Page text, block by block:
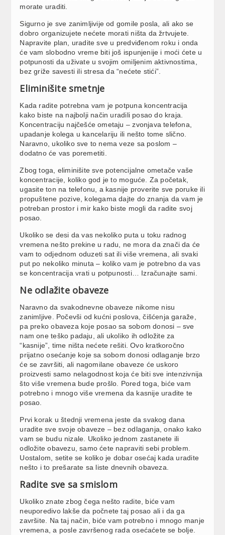
morate uraditi.
Sigurno je sve zanimljivije od gomile posla, ali ako se
dobro organizujete nećete morati ništa da žrtvujete.
Napravite plan, uradite sve u predviđenom roku i onda
će vam slobodno vreme biti još ispunjenije i moći ćete u
potpunosti da uživate u svojim omiljenim aktivnostima,
bez griže savesti ili stresa da “nećete stići”.
Eliminišite smetnje
Kada radite potrebna vam je potpuna koncentracija
kako biste na najbolji način uradili posao do kraja.
Koncentraciju najčešće ometaju – zvonjava telefona,
upadanje kolega u kancelariju ili nešto tome slično.
Naravno, ukoliko sve to nema veze sa poslom –
dodatno će vas poremetiti.
Zbog toga, eliminišite sve potencijalne ometače vaše
koncentracije, koliko god je to moguće. Za početak,
ugasite ton na telefonu, a kasnije proverite sve poruke ili
propuštene pozive, kolegama dajte do znanja da vam je
potreban prostor i mir kako biste mogli da radite svoj
posao.
Ukoliko se desi da vas nekoliko puta u toku radnog
vremena nešto prekine u radu, ne mora da znači da će
vam to odjednom oduzeti sat ili više vremena, ali svaki
put po nekoliko minuta – koliko vam je potrebno da vas
se koncentracija vrati u potpunosti… Izračunajte sami.
Ne odlažite obaveze
Naravno da svakodnevne obaveze nikome nisu
zanimljive. Počevši od kućni poslova, čišćenja garaže,
pa preko obaveza koje posao sa sobom donosi – sve
nam one teško padaju, ali ukoliko ih odložite za
“kasnije”, time ništa nećete rešiti. Ovo kratkoročno
prijatno osećanje koje sa sobom donosi odlaganje brzo
će se završiti, ali nagomilane obaveze će uskoro
proizvesti samo nelagodnost koja će biti sve intenzivnija
što više vremena bude prošlo. Pored toga, biće vam
potrebno i mnogo više vremena da kasnije uradite te
posao.
Prvi korak u štednji vremena jeste da svakog dana
uradite sve svoje obaveze – bez odlaganja, onako kako
vam se budu nizale. Ukoliko jednom zastanete ili
odložite obavezu, samo ćete napraviti sebi problem.
Uostalom, setite se koliko je dobar osećaj kada uradite
nešto i to prešarate sa liste dnevnih obaveza.
Radite sve sa smislom
Ukoliko znate zbog čega nešto radite, biće vam
neuporedivo lakše da počnete taj posao ali i da ga
završite. Na taj način, biće vam potrebno i mnogo manje
vremena, a posle završenog rada osećaćete se bolje.